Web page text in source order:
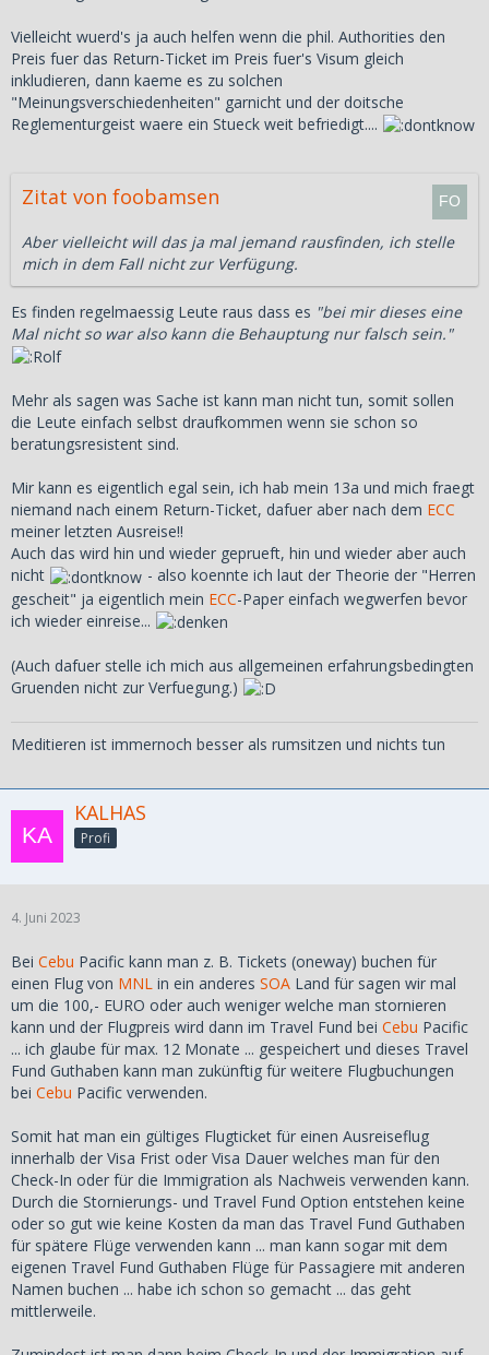
Vielleicht wuerd's ja auch helfen wenn die phil. Authorities den
Preis fuer das Return-Ticket im Preis fuer's Visum gleich
inkludieren, dann kaeme es zu solchen
"Meinungsverschiedenheiten" garnicht und der doitsche
Reglementurgeist waere ein Stueck weit befriedigt....
Zitat von foobamsen
Aber vielleicht will das ja mal jemand rausfinden, ich stelle
mich in dem Fall nicht zur Verfügung.
Es finden regelmaessig Leute raus dass es "bei mir dieses eine
Mal nicht so war also kann die Behauptung nur falsch sein."
Mehr als sagen was Sache ist kann man nicht tun, somit sollen
die Leute einfach selbst draufkommen wenn sie schon so
beratungsresistent sind.
Mir kann es eigentlich egal sein, ich hab mein 13a und mich fraegt
niemand nach einem Return-Ticket, dafuer aber nach dem ECC
meiner letzten Ausreise!!
Auch das wird hin und wieder geprueft, hin und wieder aber auch
nicht
- also koennte ich laut der Theorie der "Herren
gescheit" ja eigentlich mein ECC-Paper einfach wegwerfen bevor
ich wieder einreise...
(Auch dafuer stelle ich mich aus allgemeinen erfahrungsbedingten
Gruenden nicht zur Verfuegung.)
Meditieren ist immernoch besser als rumsitzen und nichts tun
KALHAS
Profi
4. Juni 2023
Bei Cebu Pacific kann man z. B. Tickets (oneway) buchen für
einen Flug von MNL in ein anderes SOA Land für sagen wir mal
um die 100,- EURO oder auch weniger welche man stornieren
kann und der Flugpreis wird dann im Travel Fund bei Cebu Pacific
... ich glaube für max. 12 Monate ... gespeichert und dieses Travel
Fund Guthaben kann man zukünftig für weitere Flugbuchungen
bei Cebu Pacific verwenden.
Somit hat man ein gültiges Flugticket für einen Ausreiseflug
innerhalb der Visa Frist oder Visa Dauer welches man für den
Check-In oder für die Immigration als Nachweis verwenden kann.
Durch die Stornierungs- und Travel Fund Option entstehen keine
oder so gut wie keine Kosten da man das Travel Fund Guthaben
für spätere Flüge verwenden kann ... man kann sogar mit dem
eigenen Travel Fund Guthaben Flüge für Passagiere mit anderen
Namen buchen ... habe ich schon so gemacht ... das geht
mittlerweile.